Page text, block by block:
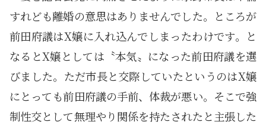
すれども離婚の意思はありませんでした。ところが
前田府議はX嬢に入れ込んでしまったわけです。と
なるとX嬢としては〝本気〟になった前田府議を選
びました。ただ市長と交際していたというのはX嬢
にとっても前田府議の手前、体裁が悪い。そこで強
制性交として無理やり関係を持たされたと主張した